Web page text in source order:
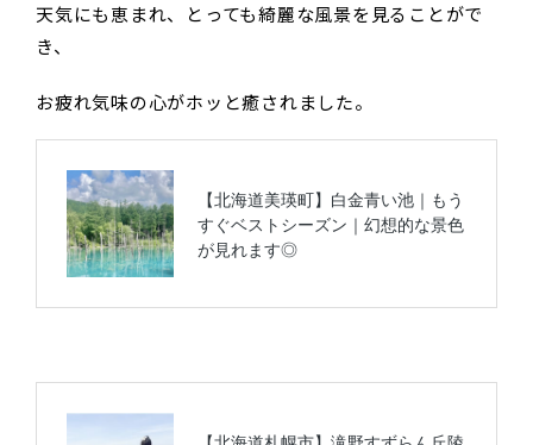
天気にも恵まれ、とっても綺麗な風景を見ることがで
き、
お疲れ気味の心がホッと癒されました。